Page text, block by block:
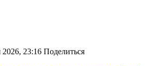
23:16 Поделиться